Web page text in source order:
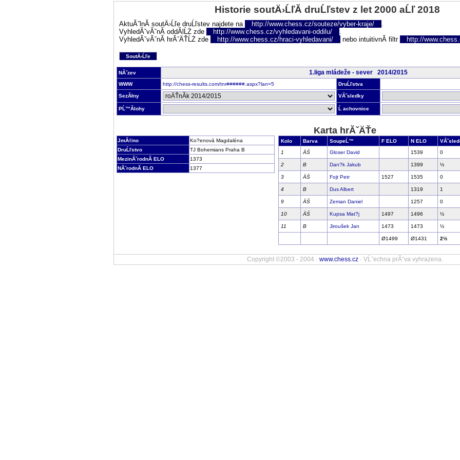
Historie soutÄ›ĹľĂ­ druĹľstev z let 2000 aĹľ 2018
AktuĂˇlnĂ­ soutÄ›Ĺľe druĹľstev najdete na http://www.chess.cz/souteze/vyber-kraje/
.
VyhledĂˇvĂˇnĂ­ oddĂ­lĹŻ zde
http://www.chess.cz/vyhledavani-oddilu/
.
VyhledĂˇvĂˇnĂ­ hrĂˇÄŤĹŻ zde
http://www.chess.cz/hraci-vyhledavani/ nebo intuitivnĂ­ filtr http://
SoutÄ›Ĺľe
NĂˇzev 1.liga mládeže - sever 2014/2015
WWW http://chess-results.com/tnr######.aspx?lan=5 DruĹľstva
SezĂłny VĂ˝sledky
PĹ™Ă­lohy Ĺ achovnice
Karta hrĂˇÄŤe
JmĂ©no
Ko?enová Magdaléna
DruĹľstvo
TJ Bohemians Praha B
MezinĂˇrodnĂ­ ELO
1373
NĂˇrodnĂ­ ELO
1377
Kolo Barva SoupeĹ™ F ELO N ELO
1
ÄŚ Gloser David 1539 0
2 B Dan?k Jakub 1399 ½
3 ÄŚ Fojt Petr 1527 1535 0
4 B Dus Albert 1319 1
9 ÄŚ Zeman Daniel 1257 0
10 ÄŚ Kupsa Mat?j 1497 1496 ½
11 B Jiroušek Jan 1473 1473 ½
Ø1499 Ø1431 2½
Copyright ©2003 - 2004 · www.chess.cz · VĹˇechna prĂˇva vyhrazena.